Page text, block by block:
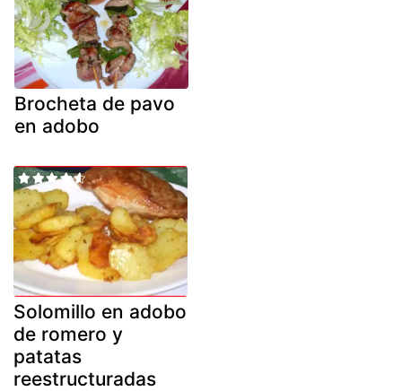
Brocheta de pavo
en adobo
Solomillo en adobo
de romero y
patatas
reestructuradas